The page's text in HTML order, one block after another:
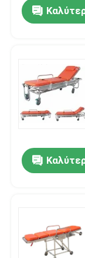
Σχετικά με
Έλεγχος
Ειδήσεις
Ζητήστε μια